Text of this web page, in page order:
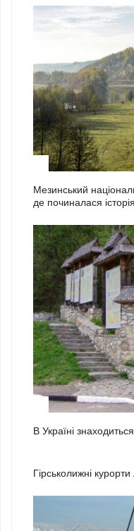
Мезинський
де починалася історія
В Україні
Гірськолижні